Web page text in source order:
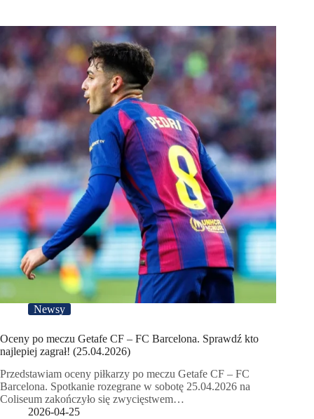
Newsy
Oceny po meczu Getafe CF – FC Barcelona. Sprawdź kto
najlepiej zagrał! (25.04.2026)
Przedstawiam oceny piłkarzy po meczu Getafe CF – FC
Barcelona. Spotkanie rozegrane w sobotę 25.04.2026 na
Coliseum zakończyło się zwycięstwem…
2026-04-25